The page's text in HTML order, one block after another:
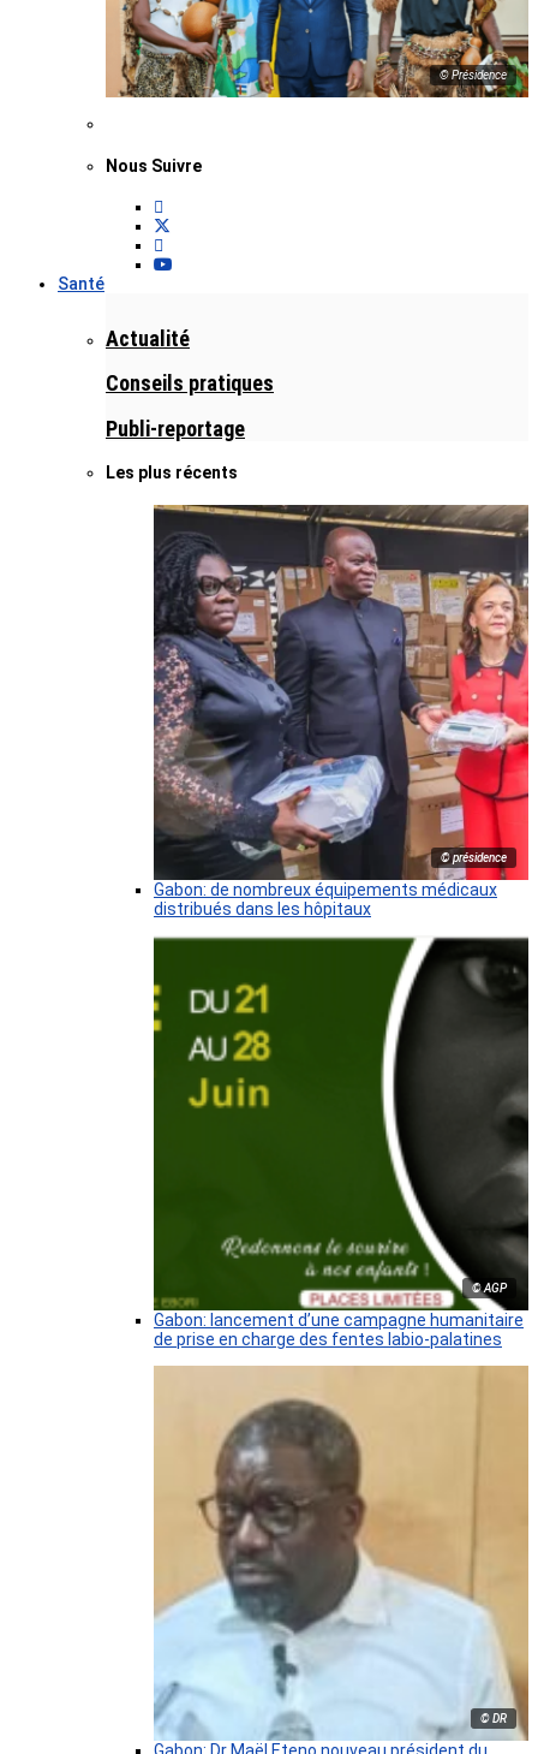
© Présidence
Nous Suivre
Santé
Actualité
Conseils pratiques
Publi-reportage
Les plus récents
© présidence
Gabon: de nombreux équipements médicaux
distribués dans les hôpitaux
© AGP
Gabon: lancement d’une campagne humanitaire
de prise en charge des fentes labio-palatines
© DR
Gabon: Dr Maël Eteno nouveau président du